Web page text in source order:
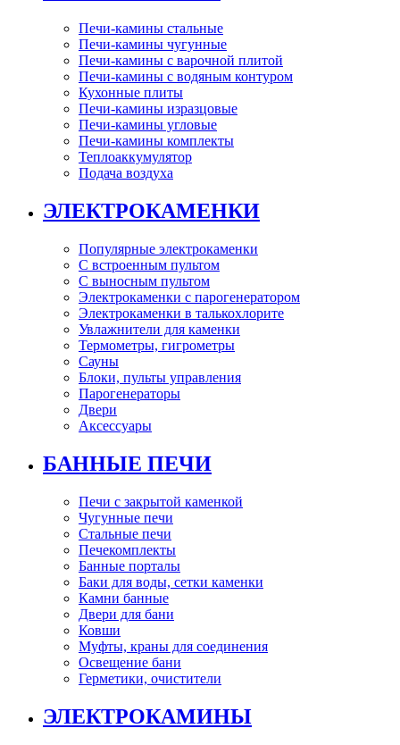
Печи-камины стальные
Печи-камины чугунные
Печи-камины с варочной плитой
Печи-камины с водяным контуром
Кухонные плиты
Печи-камины изразцовые
Печи-камины угловые
Печи-камины комплекты
Теплоаккумулятор
Подача воздуха
ЭЛЕКТРОКАМЕНКИ
Популярные электрокаменки
С встроенным пультом
С выносным пультом
Электрокаменки с парогенератором
Электрокаменки в талькохлорите
Увлажнители для каменки
Термометры, гигрометры
Сауны
Блоки, пульты управления
Парогенераторы
Двери
Аксессуары
БАННЫЕ ПЕЧИ
Печи с закрытой каменкой
Чугунные печи
Стальные печи
Печекомплекты
Банные порталы
Баки для воды, сетки каменки
Камни банные
Двери для бани
Ковши
Муфты, краны для соединения
Освещение бани
Герметики, очистители
ЭЛЕКТРОКАМИНЫ